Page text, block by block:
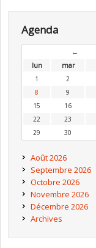
Agenda
←
lun
mar
1
2
8
9
15
16
22
23
29
30
Août 2026
Septembre 2026
Octobre 2026
Novembre 2026
Décembre 2026
Archives